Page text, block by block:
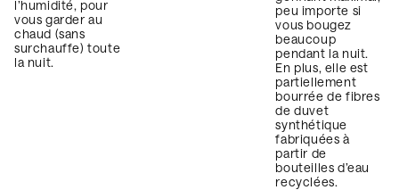
l’humidité, pour
vous garder au
chaud (sans
surchauffe) toute
la nuit.
peu importe si
vous bougez
beaucoup
pendant la nuit.
En plus, elle est
partiellement
bourrée de fibres
de duvet
synthétique
fabriquées à
partir de
bouteilles d’eau
recyclées.